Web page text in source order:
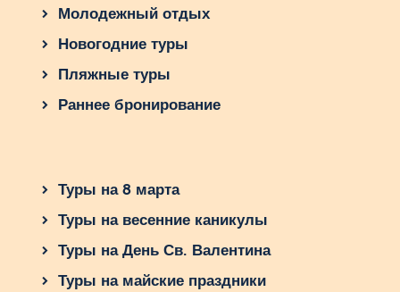
Молодежный отдых
Новогодние туры
Пляжные туры
Раннее бронирование
Туры на 8 марта
Туры на весенние каникулы
Туры на День Св. Валентина
Туры на майские праздники